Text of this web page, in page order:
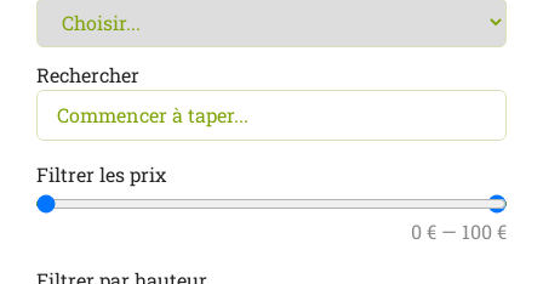
Rechercher
Filtrer les prix
0 € — 100 €